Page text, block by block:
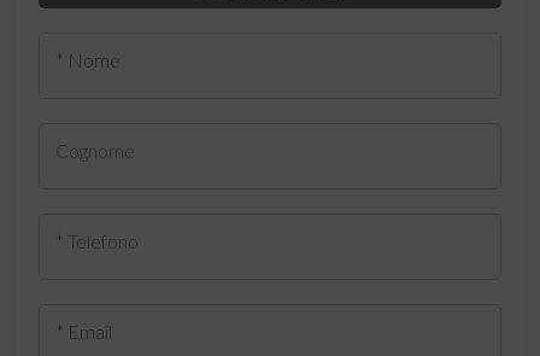
* Nome
Cognome
* Telefono
* Email